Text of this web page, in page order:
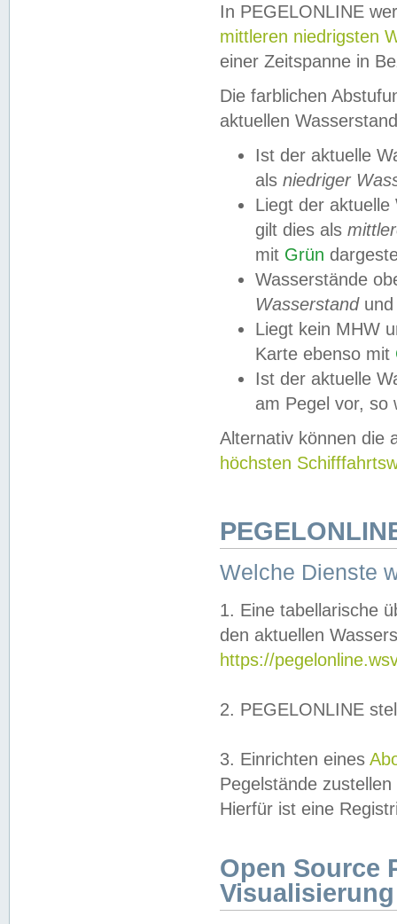
In PEGELONLINE
mittleren niedrigsten
einer Zeitspanne in
Die farblichen
aktuellen
Ist der aktuelle
als niedriger
Liegt der
gilt dies als
mit Grün
Wasserstände
Wasserstandund
Liegt kein MHW
Karte ebenso mit
Ist der aktuelle
am Pegel vor,
Alternativ können die
höchsten
Welche Dienste
1. Eine tabellarische
den aktuellen
https://
2. PEGELONLINE
3. Einrichten eines
Pegelstände
Hierfür ist eine
Open Source
Visualisierung